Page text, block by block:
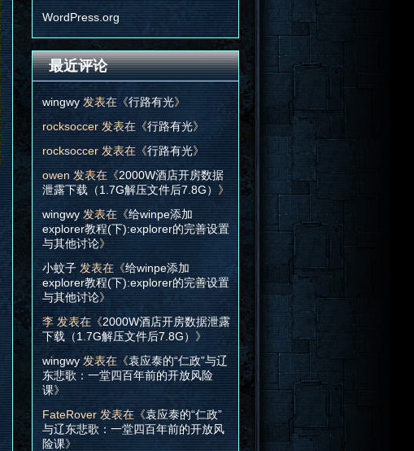
WordPress.org
最近评论
wingwy发表在《行路有光》
rocksoccer发表在《行路有光》
rocksoccer发表在《行路有光》
owen 发表在《2000W酒店开房数据
泄露下载（1.7G解压文件后7.8G） 》
wingwy发表在《给winpe添加
explorer教程(下):explorer的完善设置
与其他讨论》
小蚊子发表在《给winpe添加
explorer教程(下):explorer的完善设置
与其他讨论》
李发表在《2000W酒店开房数据泄露
下载（1.7G解压文件后7.8G） 》
wingwy发表在《袁应泰的“仁政”与辽
东悲歌：一堂四百年前的开放风险
课》
FateRover发表在《袁应泰的“仁政”
与辽东悲歌：一堂四百年前的开放风
险课》